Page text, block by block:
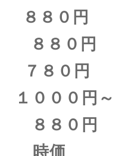
０円
０円
８０円
０００円～
０円
時価